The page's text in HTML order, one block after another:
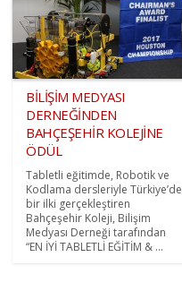
BİLİŞİM MEDYASI
DERNEĞİNDEN
BAHÇEŞEHİR KOLEJİNE
ÖDÜL
Tabletli eğitimde, Robotik ve
Kodlama dersleriyle Türkiye’de
bir ilki gerçekleştiren
Bahçeşehir Koleji, Bilişim
Medyası Derneği tarafından
“EN İYİ TABLETLİ EĞİTİM & ...